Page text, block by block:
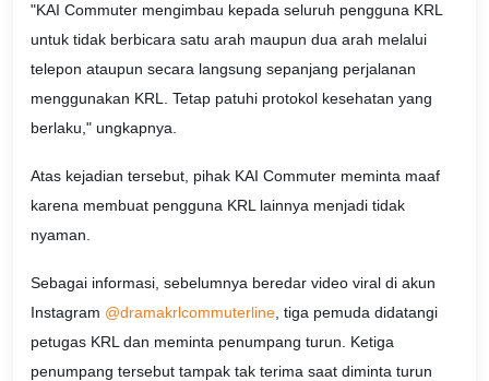
"KAI Commuter mengimbau kepada seluruh pengguna KRL
untuk tidak berbicara satu arah maupun dua arah melalui
telepon ataupun secara langsung sepanjang perjalanan
menggunakan KRL. Tetap patuhi protokol kesehatan yang
berlaku," ungkapnya.
Atas kejadian tersebut, pihak KAI Commuter meminta maaf
karena membuat pengguna KRL lainnya menjadi tidak
nyaman.
Sebagai informasi, sebelumnya beredar video viral di akun
Instagram @dramakrlcommuterline , tiga pemuda didatangi
petugas KRL dan meminta penumpang turun. Ketiga
penumpang tersebut tampak tak terima saat diminta turun